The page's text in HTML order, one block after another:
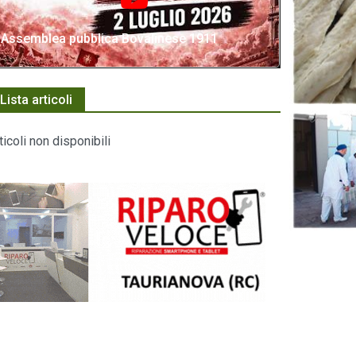
Assemblea pubblica Bovalinese 1911
Lista articoli
non disponibili